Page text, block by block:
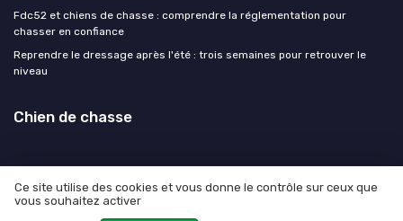
Fdc52 et chiens de chasse : comprendre la réglementation pour
chasser en confiance
Reprendre le dressage après l'été : trois semaines pour retrouver le
niveau
Chien de chasse
Mentions légales
Ce site utilise des cookies et vous donne le contrôle sur ceux que
vous souhaitez activer